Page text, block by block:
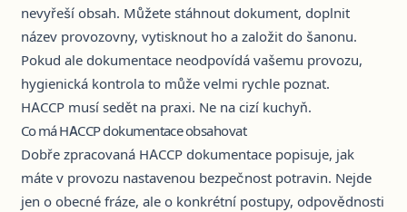
nevyřeší obsah. Můžete stáhnout dokument, doplnit
název provozovny, vytisknout ho a založit do šanonu.
Pokud ale dokumentace neodpovídá vašemu provozu,
hygienická kontrola to může velmi rychle poznat.
HACCP musí sedět na praxi. Ne na cizí kuchyň.
Co má HACCP dokumentace obsahovat
Dobře zpracovaná HACCP dokumentace popisuje, jak
máte v provozu nastavenou bezpečnost potravin. Nejde
jen o obecné fráze, ale o konkrétní postupy, odpovědnosti